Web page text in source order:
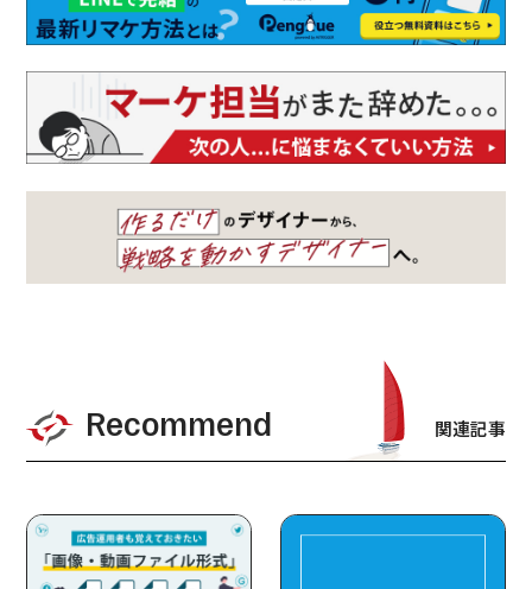
Recommend 関連記事